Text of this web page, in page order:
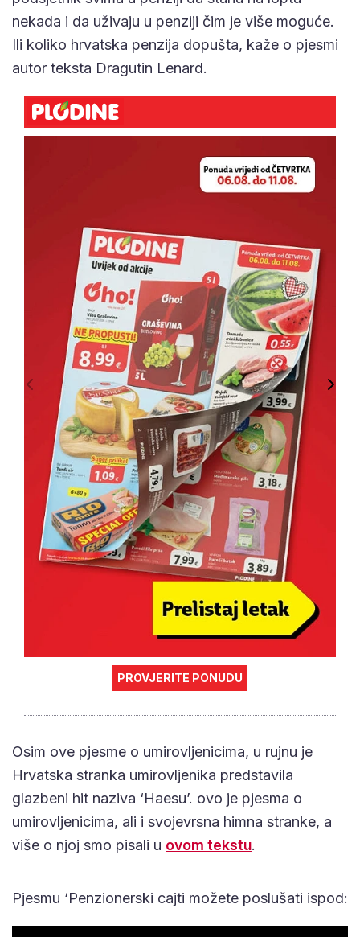
nekada i da uživaju u penziji čim je više moguće.
Ili koliko hrvatska penzija dopušta, kaže o pjesmi
autor teksta Dragutin Lenard.
PROVJERITE PONUDU
Osim ove pjesme o umirovljenicima, u rujnu je
Hrvatska stranka umirovljenika predstavila
glazbeni hit naziva ‘Haesu’. ovo je pjesma o
umirovljenicima, ali i svojevrsna himna stranke, a
više o njoj smo pisali u ovom tekstu.
Pjesmu ‘Penzionerski cajti možete poslušati ispod: